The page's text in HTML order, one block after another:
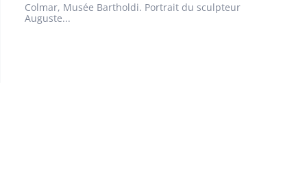
Colmar, Musée Bartholdi. Portrait du sculpteur
Auguste...